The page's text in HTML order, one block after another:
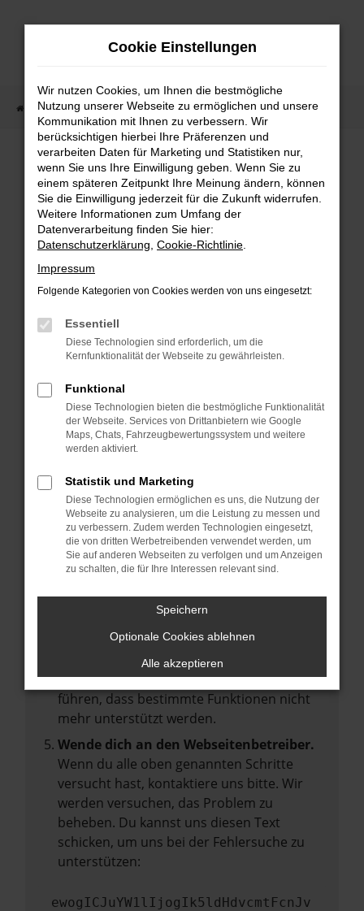
Zum
Startseite Fahrzeugangebote Fahrzeugmarkt
Fahrzeugmarkt
Fehler: Network Error
Beim Laden ist ein Fehler aufgetreten.
Hier sind ein paar Tipps, die dir helfen können:
Überprüfe deine Firewall und deine
Internetverbindung.
deine Suchmaschine?
Prüfe deine Browsererweiterungen.
Manche Erweiterungen, wie Werbeblocker,
können das Laden bestimmter Seiten
anderen Browser oder in einem privaten
Fenster?
Starte dein Gerät neu.
Das kann manchmal helfen,
vorübergehende Probleme zu beheben.
Stelle sicher, dass dein Browser und dein
Betriebssystem auf dem neuesten Stand
Veraltete Software birgt nicht nur ein
Sicherheitsrisiko, sondern kann auch dazu
führen, dass bestimmte Funktionen nicht
mehr unterstützt werden.
Wende dich an den Webseitenbetreiber.
Wenn du alle oben genannten Schritte
versucht hast, kontaktiere uns bitte. Wir
werden versuchen, das Problem zu
beheben. Du kannst uns diesen Text
schicken, um uns bei der Fehlersuche zu
unterstützen:
ewogICJuYW1lIjogIk5ldHdvcmtFcnJv
Cookie Einstellungen
Wir nutzen Cookies, um Ihnen die bestmögliche
Nutzung unserer Webseite zu ermöglichen und unsere
Kommunikation mit Ihnen zu verbessern. Wir
berücksichtigen hierbei Ihre Präferenzen und
verarbeiten Daten für Marketing und Statistiken nur,
wenn Sie uns Ihre Einwilligung geben. Wenn Sie zu
einem späteren Zeitpunkt Ihre Meinung ändern, können
Sie die Einwilligung jederzeit für die Zukunft widerrufen.
Weitere Informationen zum Umfang der
Datenverarbeitung finden Sie hier:
Datenschutzerklärung Cookie-Richtlinie
Impressum
Folgende Kategorien von Cookies werden von uns eingesetzt:
Essentiell
Diese Technologien sind erforderlich, um die
Kernfunktionalität der Webseite zu gewährleisten.
Funktional
Diese Technologien bieten die bestmögliche Funktionalität
der Webseite. Services von Drittanbietern wie Google
Maps, Chats, Fahrzeugbewertungssystem und weitere
werden aktiviert.
Statistik und Marketing
Diese Technologien ermöglichen es uns, die Nutzung der
Webseite zu analysieren, um die Leistung zu messen und
zu verbessern. Zudem werden Technologien eingesetzt,
die von dritten Werbetreibenden verwendet werden, um
Sie auf anderen Webseiten zu verfolgen und um Anzeigen
zu schalten, die für Ihre Interessen relevant sind.
Speichern
Optionale Cookies ablehnen
Alle akzeptieren